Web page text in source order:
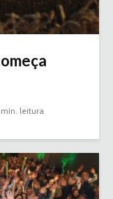
min. leitura